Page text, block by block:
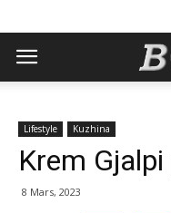
Lifestyle Kuzhina
Krem
8 Mars, 2023